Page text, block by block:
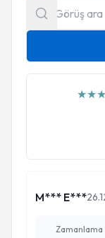
★★★
M*** E***
Zamanlama